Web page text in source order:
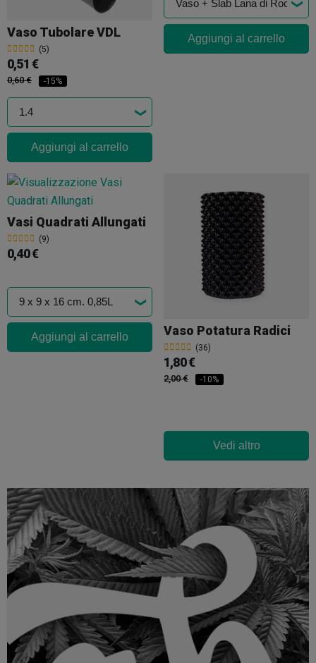
Vaso Tubolare VDL
(5)
0,51 €
0,60 € -15%
Aggiungi al carrello
Aggiungi al carrello
Vasi Quadrati Allungati
(9)
0,40 €
Aggiungi al carrello Vaso Potatura Radici
(36)
1,80 €
2,00 € -10%
Vedi altro